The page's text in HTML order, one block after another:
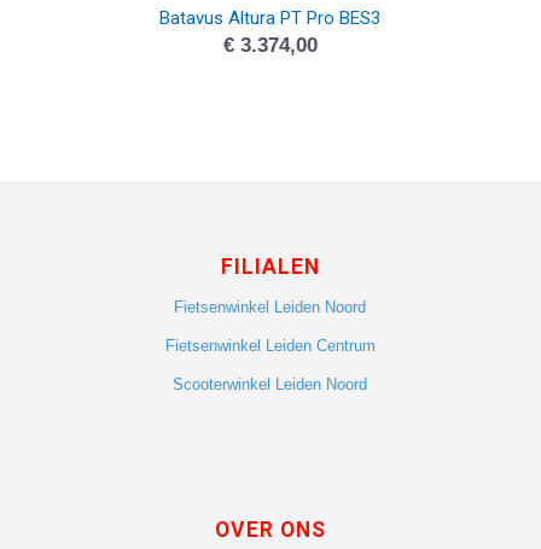
Batavus Altura PT Pro BES3
€3.374,00
FILIALEN
Fietsenwinkel Leiden Noord
Fietsenwinkel Leiden Centrum
Scooterwinkel Leiden Noord
OVER ONS